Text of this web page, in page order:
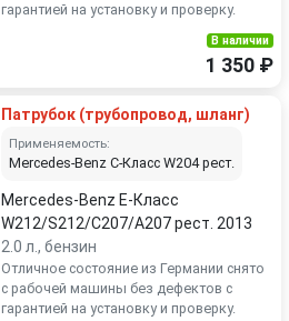
гарантией на установку и проверку.
В наличии
1 350 ₽
Патрубок (трубопровод, шланг)
Применяемость:
Mercedes-Benz C-Класс W204 рест.
Mercedes-Benz E-Класс
W212/S212/C207/A207 рест. 2013
2.0 л., бензин
Отличное состояние из Германии снято
с рабочей машины без дефектов с
гарантией на установку и проверку.